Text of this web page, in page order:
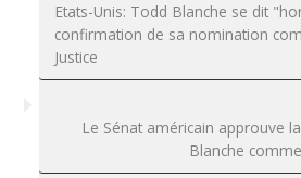
Etats-Unis: Todd Blanche se dit
confirmation de sa nomination
Justice
Le Sénat américain approuve
Blanche